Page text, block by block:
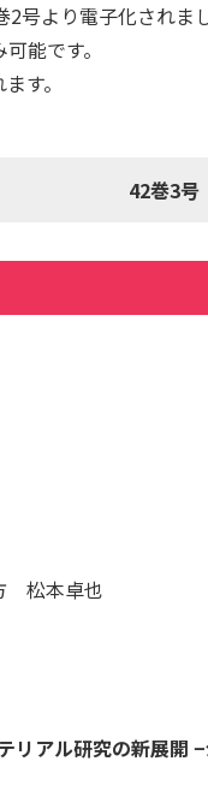
号より電子化されま
能です。
す。
42巻3号
松本卓也
アル研究の新展開